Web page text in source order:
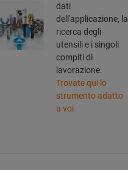
dati
dell'applicazione, la
ricerca degli
utensili e i singoli
compiti di
lavorazione.
Trovate qui lo
strumento adatto
a voi